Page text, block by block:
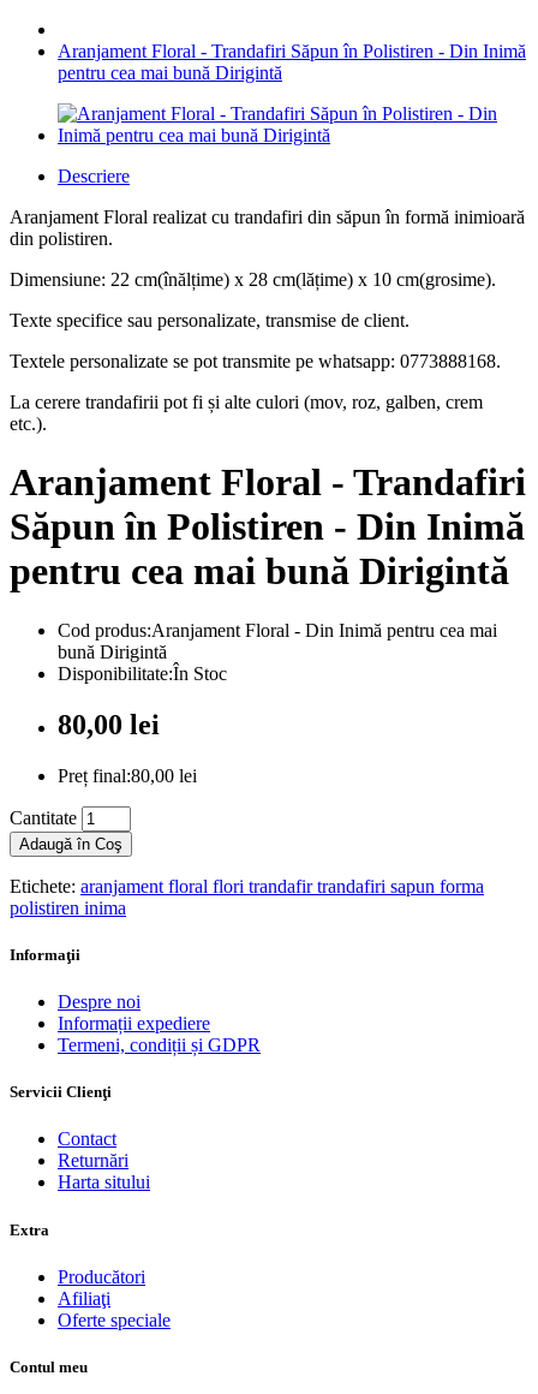
Aranjament Floral - Trandafiri Săpun în Polistiren - Din Inimă
pentru cea mai bună Dirigintă
Descriere
Aranjament Floral realizat cu trandafiri din săpun în formă inimioară
din polistiren.
Dimensiune: 22 cm(înălțime) x 28 cm(lățime) x 10 cm(grosime).
Texte specifice sau personalizate, transmise de client.
Textele personalizate se pot transmite pe whatsapp: 0773888168.
La cerere trandafirii pot fi și alte culori (mov, roz, galben, crem
etc.).
Aranjament Floral - Trandafiri
Săpun în Polistiren - Din Inimă
pentru cea mai bună Dirigintă
Cod produs:Aranjament Floral - Din Inimă pentru cea mai
bună Dirigintă
Disponibilitate:În Stoc
80,00 lei
Preț final:80,00 lei
Cantitate
Adaugă în Coş
Etichete: aranjament floral flori trandafir trandafiri sapun forma
polistiren inima
Informaţii
Despre noi
Informații expediere
Termeni, condiții și GDPR
Servicii Clienţi
Contact
Returnări
Harta sitului
Extra
Producători
Afiliaţi
Oferte speciale
Contul meu